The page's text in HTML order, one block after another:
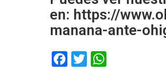
en: https://
manana-ante-
F
T